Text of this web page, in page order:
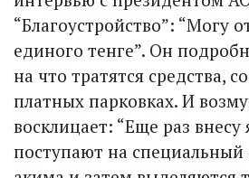
“Благоустройство”: “Могу
единого тенге”. Он
на что тратятся средства,
платных парковках. И
восклицает: “Еще раз внесу
поступают на специальный